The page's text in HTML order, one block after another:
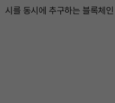
시를 동시에 추구하는 블록체